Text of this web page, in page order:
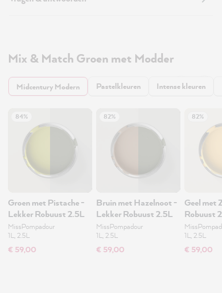
Mix & Match Groen met Modder
Midcentury Modern Pastelkleuren Intense kleuren
84%
Groen met Pistache -
Lekker Robuust 2.5L
MissPompadour
1L, 2.5L
€ 59,00
82%
Bruin met Hazelnoot -
Lekker Robuust 2.5L
MissPompadour
1L, 2.5L
€ 59,00
82%
Geel met
Robuust
1L, 2.5L
€ 59,00